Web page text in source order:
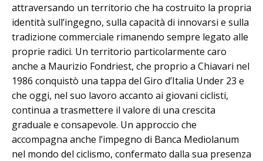
attraversando un territorio che ha costruito la propria
identità sull’ingegno, sulla capacità di innovarsi e sulla
tradizione commerciale rimanendo sempre legato alle
proprie radici. Un territorio particolarmente caro
anche a Maurizio Fondriest, che proprio a Chiavari nel
1986 conquistò una tappa del Giro d’Italia Under 23 e
che oggi, nel suo lavoro accanto ai giovani ciclisti,
continua a trasmettere il valore di una crescita
graduale e consapevole. Un approccio che
accompagna anche l’impegno di Banca Mediolanum
nel mondo del ciclismo, confermato dalla sua presenza